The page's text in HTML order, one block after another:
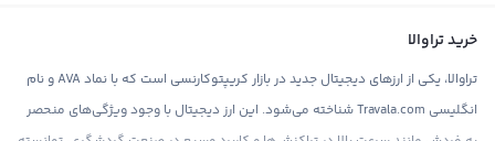
خرید تراوالا
تراوالا، یکی از ارزهای دیجیتال جدید در بازار کریپتوکارنسی است که با نماد AVA و نام
انگلیسی Travala.com شناخته می‌شود. این ارز دیجیتال با وجود ویژگی‌های منحصر